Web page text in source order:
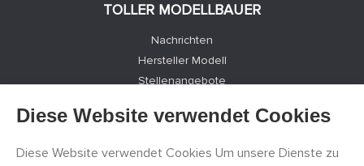
TOLLER MODELLBAUER
Nachrichten
Hersteller Modell
Stellenangebote
Registrierung
Cookies Einstellungen
Diese Website verwendet Cookies
Diese Website verwendet Cookies Um unsere Dienste zu